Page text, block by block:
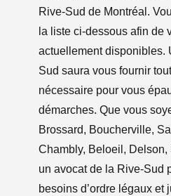
Rive-Sud de Montréal.
la liste ci-dessous afin de
actuellement disponibles.
Sud saura vous fournir
nécessaire pour vous
démarches. Que vous
Brossard, Boucherville,
Chambly, Beloeil, Delson,
un avocat de la Rive-Sud
besoins d’ordre légaux et